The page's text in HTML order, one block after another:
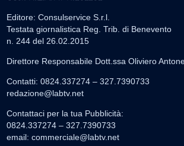
Editore: Consulservice S.r.l.
Testata giornalistica Reg. Trib. di Benevento
n. 244 del 26.02.2015
Direttore Responsabile Dott.ssa Oliviero
Contatti: 0824.337274 – 327.7390733
redazione@labtv.net
Contattaci per la tua Pubblicità:
0824.337274 – 327.7390733
email: commerciale@labtv.net